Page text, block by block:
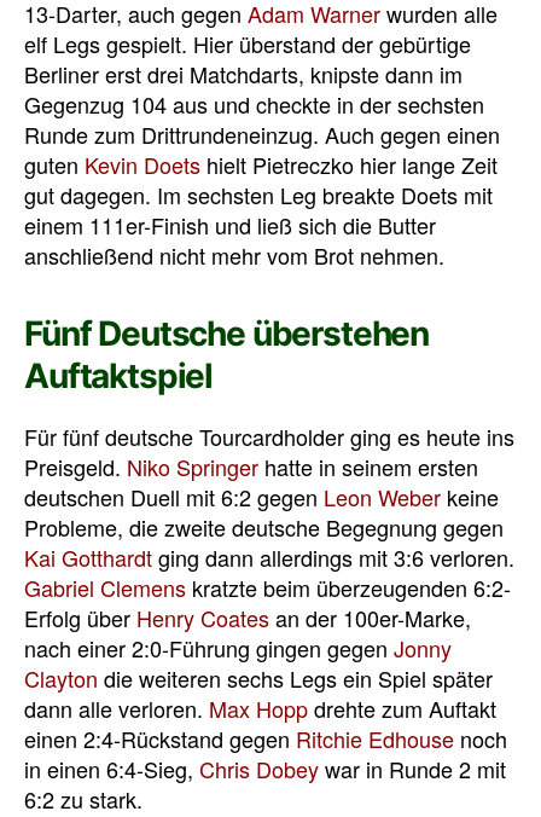
13-Darter, auch gegen Adam Warnerwurden alle
elf Legs gespielt. Hier überstand der gebürtige
Berliner erst drei Matchdarts, knipste dann im
Gegenzug 104 aus und checkte in der sechsten
Runde zum Drittrundeneinzug. Auch gegen einen
guten Kevin Doets hielt Pietreczko hier lange Zeit
gut dagegen. Im sechsten Leg breakte Doets mit
einem 111er-Finish und ließ sich die Butter
anschließend nicht mehr vom Brot nehmen.
Fünf Deutsche überstehen
Auftaktspiel
Für fünf deutsche Tourcardholder ging es heute ins
Preisgeld. Niko Springer hatte in seinem ersten
deutschen Duell mit 6:2 gegen Leon Weber keine
Probleme, die zweite deutsche Begegnung gegen
Kai Gotthardtging dann allerdings mit 3:6 verloren.
Gabriel Clemens kratzte beim überzeugenden 6:2-
Erfolg über Henry Coatesan der 100er-Marke,
nach einer 2:0-Führung gingen gegen Jonny
Clayton die weiteren sechs Legs ein Spiel später
dann alle verloren. Max Hoppdrehte zum Auftakt
einen 2:4-Rückstand gegen Ritchie Edhouse noch
in einen 6:4-Sieg, Chris Dobeywar in Runde 2 mit
6:2 zu stark.